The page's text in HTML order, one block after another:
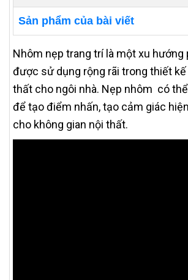
Sản phẩm của bài viết
Nhôm nẹp trang trí là một xu hướng
được sử dụng rộng rãi trong thiết kế
thất cho ngôi nhà. Nẹp nhôm có
để tạo điểm nhấn, tạo cảm giác
cho không gian nội thất.